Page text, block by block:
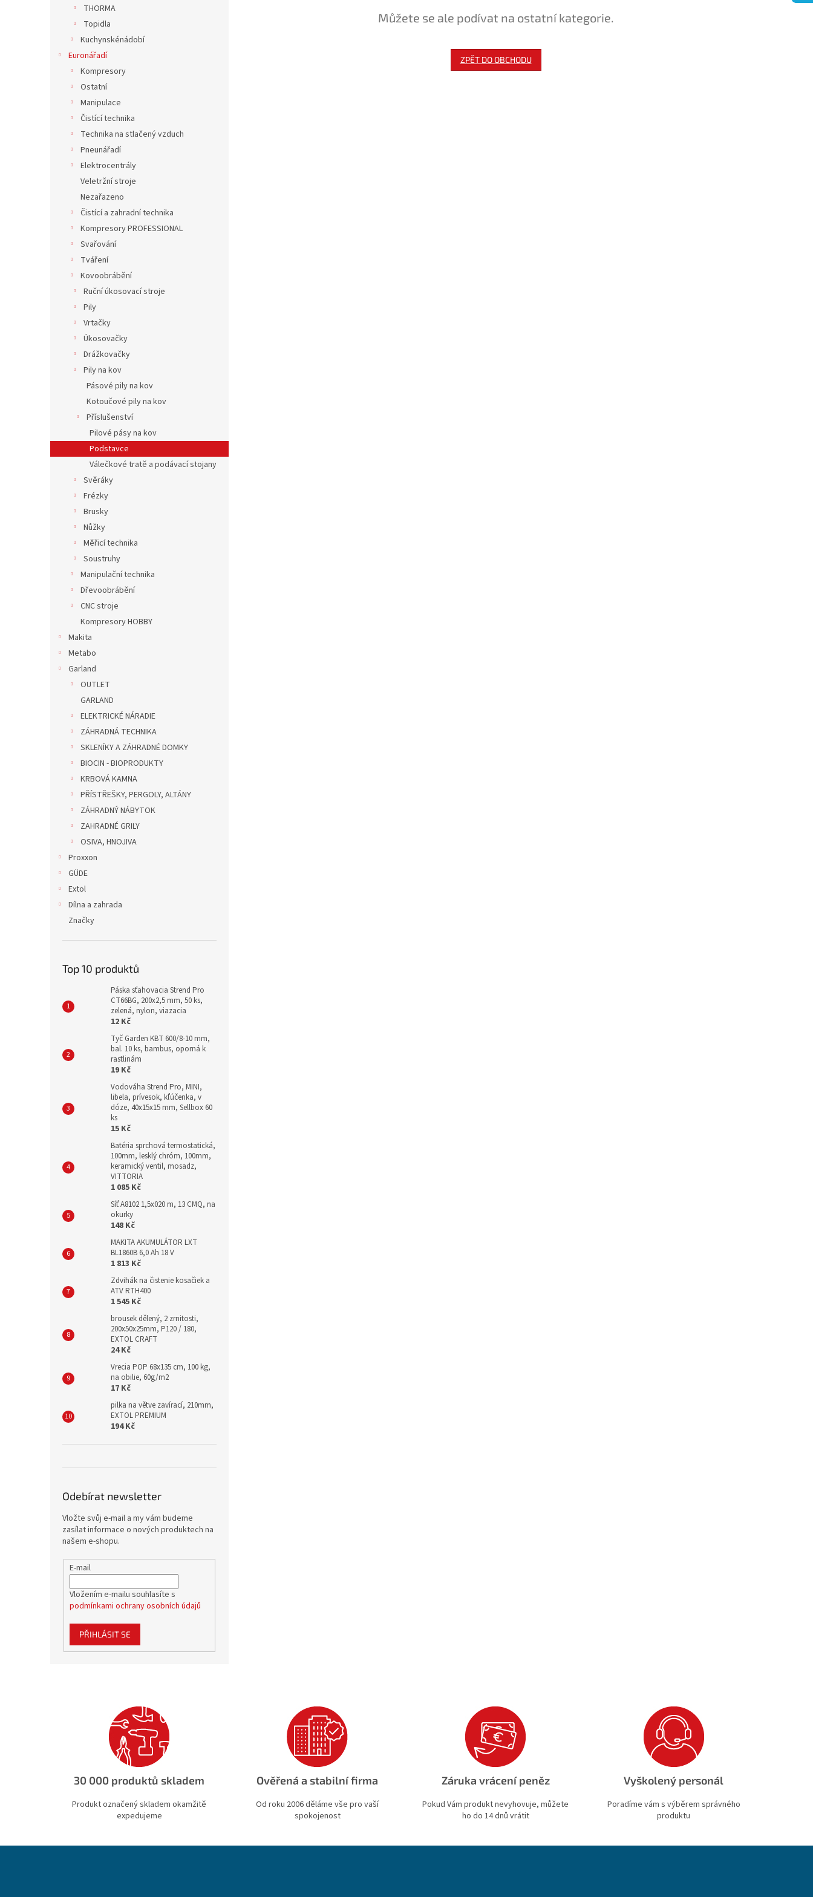
THORMA
Topidla
Kuchynskénádobí
Euronářadí
Kompresory
Ostatní
Manipulace
Čistící technika
Technika na stlačený vzduch
Pneunářadí
Elektrocentrály
Veletržní stroje
Nezařazeno
Čistící a zahradní technika
Kompresory PROFESSIONAL
Svařování
Tváření
Kovoobrábění
Ruční úkosovací stroje
Pily
Vrtačky
Úkosovačky
Drážkovačky
Pily na kov
Pásové pily na kov
Kotoučové pily na kov
Příslušenství
Pilové pásy na kov
Podstavce
Válečkové tratě a podávací stojany
Svěráky
Frézky
Brusky
Nůžky
Měřicí technika
Soustruhy
Manipulační technika
Dřevoobrábění
CNC stroje
Kompresory HOBBY
Makita
Metabo
Garland
OUTLET
GARLAND
ELEKTRICKÉ NÁRADIE
ZÁHRADNÁ TECHNIKA
SKLENÍKY A ZÁHRADNÉ DOMKY
BIOCIN - BIOPRODUKTY
KRBOVÁ KAMNA
PŘÍSTŘEŠKY, PERGOLY, ALTÁNY
ZÁHRADNÝ NÁBYTOK
ZAHRADNÉ GRILY
OSIVA, HNOJIVA
Proxxon
GÜDE
Extol
Dílna a zahrada
Značky
Top 10 produktů
Páska sťahovacia Strend Pro
CT66BG, 200x2,5 mm, 50 ks,
zelená, nylon, viazacia
12 Kč
Tyč Garden KBT 600/8-10 mm,
bal. 10 ks, bambus, oporná k
rastlinám
19 Kč
Vodováha Strend Pro, MINI,
libela, prívesok, kľúčenka, v
dóze, 40x15x15 mm, Sellbox 60
ks
15 Kč
Batéria sprchová termostatická,
100mm, lesklý chróm, 100mm,
keramický ventil, mosadz,
VITTORIA
1 085 Kč
Síť A8102 1,5x020 m, 13 CMQ, na
okurky
148 Kč
MAKITA AKUMULÁTOR LXT
BL1860B 6,0 Ah 18 V
1 813 Kč
Zdvihák na čistenie kosačiek a
ATV RTH400
1 545 Kč
brousek dělený, 2 zrnitosti,
200x50x25mm, P120 / 180,
EXTOL CRAFT
24 Kč
Vrecia POP 68x135 cm, 100 kg,
na obilie, 60g/m2
17 Kč
pilka na větve zavírací, 210mm,
EXTOL PREMIUM
194 Kč
Odebírat newsletter
Vložte svůj e-mail a my vám budeme
zasílat informace o nových produktech na
našem e-shopu.
E-mail
Vložením e-mailu souhlasíte s
podmínkami ochrany osobních údajů
PŘIHLÁSIT SE
Můžete se ale podívat na ostatní kategorie.
ZPĚT DO OBCHODU
30 000 produktů skladem
Produkt označený skladem okamžitě
expedujeme
Ověřená a stabilní firma
Od roku 2006 děláme vše pro vaší
spokojenost
Záruka vrácení peněz
Pokud Vám produkt nevyhovuje, můžete
ho do 14 dnů vrátit
Vyškolený personál
Poradíme vám s výběrem správného
produktu